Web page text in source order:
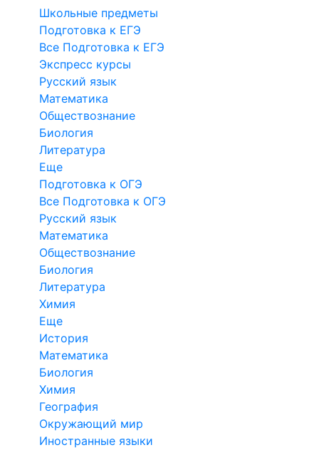
Школьные предметы
Подготовка к ЕГЭ
Все Подготовка к ЕГЭ
Экспресс курсы
Русский язык
Математика
Обществознание
Биология
Литература
Еще
Подготовка к ОГЭ
Все Подготовка к ОГЭ
Русский язык
Математика
Обществознание
Биология
Литература
Химия
Еще
История
Математика
Биология
Химия
География
Окружающий мир
Иностранные языки